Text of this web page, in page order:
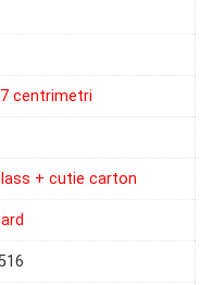
centrimetri
+ cutie carton